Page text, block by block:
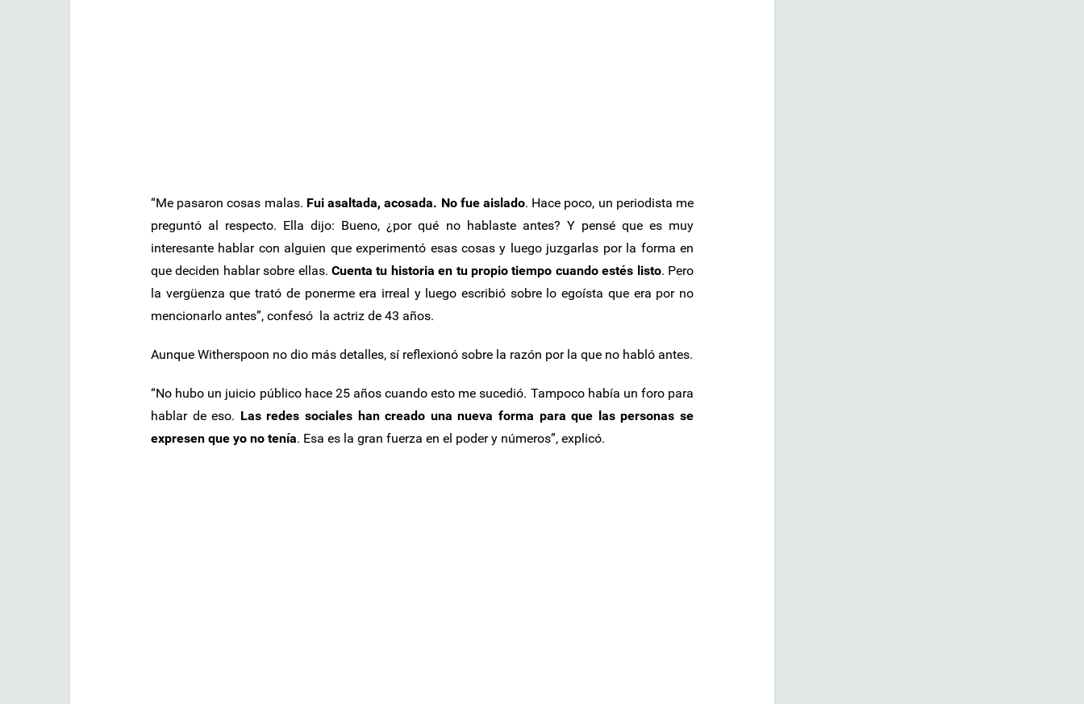
“Me pasaron cosas malas. Fui asaltada, acosada. No fue aislado. Hace poco, un periodista me
preguntó al respecto. Ella dijo: Bueno, ¿por qué no hablaste antes? Y pensé que es muy
interesante hablar con alguien que experimentó esas cosas y luego juzgarlas por la forma en
que deciden hablar sobre ellas. Cuenta tu historia en tu propio tiempo cuando estés listo. Pero
la vergüenza que trató de ponerme era irreal y luego escribió sobre lo egoísta que era por no
mencionarlo antes”, confesó la actriz de 43 años.
Aunque Witherspoon no dio más detalles, sí reflexionó sobre la razón por la que no habló antes.
“No hubo un juicio público hace 25 años cuando esto me sucedió. Tampoco había un foro para
hablar de eso. Las redes sociales han creado una nueva forma para que las personas se
expresen que yo no tenía. Esa es la gran fuerza en el poder y números”, explicó.